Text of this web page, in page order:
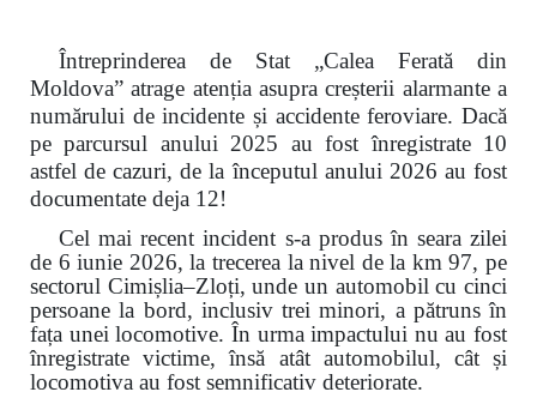
Întreprinderea de Stat „Calea Ferată din
Moldova” atrage atenția asupra creșterii alarmante a
numărului de incidente și accidente feroviare. Dacă
pe parcursul anului 2025 au fost înregistrate 10
astfel de cazuri, de la începutul anului 2026 au fost
documentate deja 12!
Cel mai recent incident s-a produs în seara zilei
de 6 iunie 2026, la trecerea la nivel de la km 97, pe
sectorul Cimișlia–Zloți, unde un automobil cu cinci
persoane la bord, inclusiv trei minori, a pătruns în
fața unei locomotive. În urma impactului nu au fost
înregistrate victime, însă atât automobilul, cât și
locomotiva au fost semnificativ deteriorate.